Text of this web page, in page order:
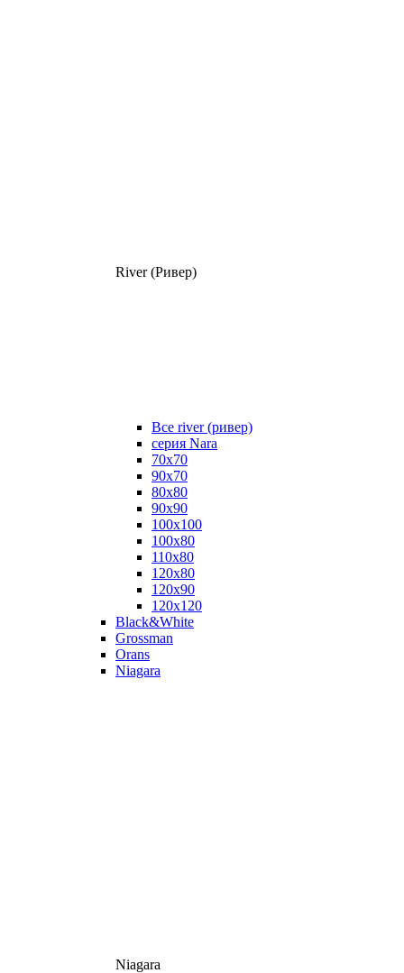
River (Ривер)
Все river (ривер)
серия Nara
70х70
90х70
80x80
90x90
100x100
100х80
110х80
120x80
120х90
120х120
Black&White
Grossman
Orans
Niagara
Niagara